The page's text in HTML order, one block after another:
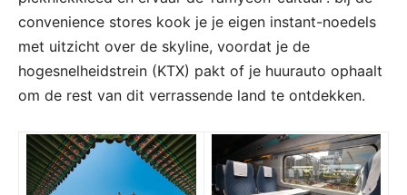
convenience stores kook je je eigen instant-noedels
met uitzicht over de skyline, voordat je de
hogesnelheidstrein (KTX) pakt of je huurauto ophaalt
om de rest van dit verrassende land te ontdekken.